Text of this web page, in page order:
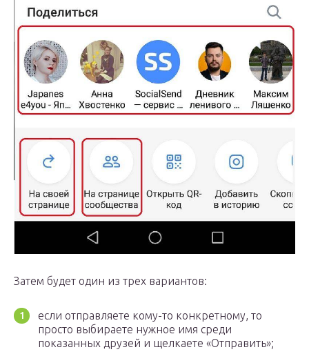
Затем будет один из трех вариантов:
если отправляете кому-то конкретному, то
просто выбираете нужное имя среди
показанных друзей и щелкаете «Отправить»;